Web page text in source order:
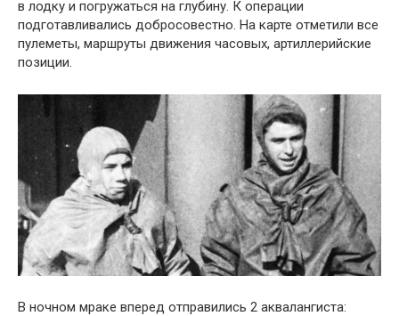
в лодку и погружаться на глубину. К операции
подготавливались добросовестно. На карте отметили все
пулеметы, маршруты движения часовых, артиллерийские
позиции.
В ночном мраке вперед отправились 2 аквалангиста: